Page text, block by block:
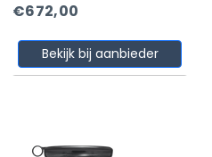
€672,00
Bekijk bij aanbieder